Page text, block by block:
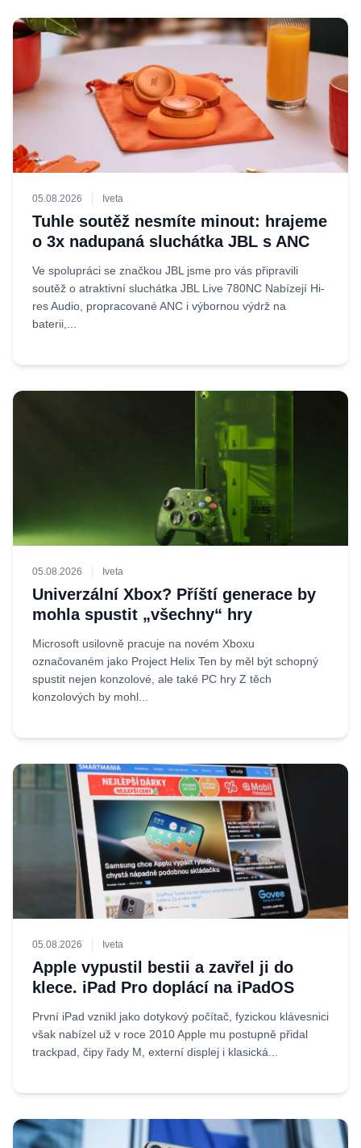
05.08.2026 Iveta
Tuhle soutěž nesmíte minout: hrajeme
o 3x nadupaná sluchátka JBL s ANC
Ve spolupráci se značkou JBL jsme pro vás připravili
soutěž o atraktivní sluchátka JBL Live 780NC Nabízejí Hi-
res Audio, propracované ANC i výbornou výdrž na
baterii,...
05.08.2026 Iveta
Univerzální Xbox? Příští generace by
mohla spustit „všechny“ hry
Microsoft usilovně pracuje na novém Xboxu
označovaném jako Project Helix Ten by měl být schopný
spustit nejen konzolové, ale také PC hry Z těch
konzolových by mohl...
05.08.2026 Iveta
Apple vypustil bestii a zavřel ji do
klece. iPad Pro doplácí na iPadOS
První iPad vznikl jako dotykový počítač, fyzickou klávesnici
však nabízel už v roce 2010 Apple mu postupně přidal
trackpad, čipy řady M, externí displej i klasická...